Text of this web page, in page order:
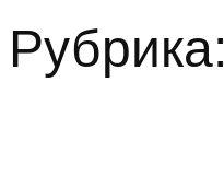
Рубрика: